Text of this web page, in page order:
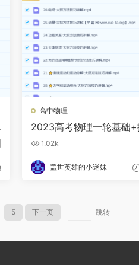
高中物理
2023高考物理一轮基础+
班直播 王羽 更新26讲
1.02k
盖世英雄的小迷妹
5 下一页 跳转